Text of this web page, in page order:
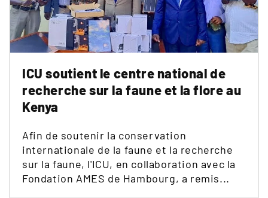
ICU soutient le centre national de
recherche sur la faune et la flore au
Kenya
Afin de soutenir la conservation
internationale de la faune et la recherche
sur la faune, l'ICU, en collaboration avec la
Fondation AMES de Hambourg, a remis...